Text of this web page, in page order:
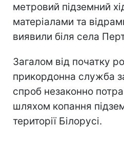
метровий підземний
матеріалами та
виявили біля села
Загалом від початку
прикордонна служба
спроб незаконно
шляхом копання
території Білорусі.